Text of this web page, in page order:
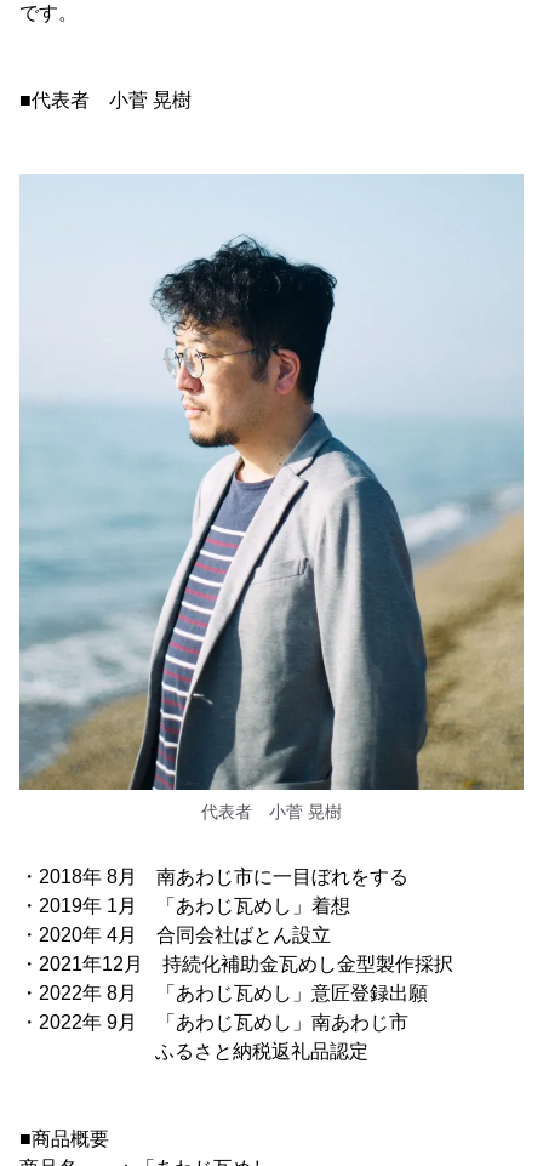
です。
■代表者 小菅 晃樹
代表者 小菅 晃樹
・2018年 8月 南あわじ市に一目ぼれをする
・2019年 1月 「あわじ瓦めし」着想
・2020年 4月 合同会社ばとん設立
・2021年12月 持続化補助金瓦めし金型製作採択
・2022年 8月 「あわじ瓦めし」意匠登録出願
・2022年 9月 「あわじ瓦めし」南あわじ市
ふるさと納税返礼品認定
■商品概要